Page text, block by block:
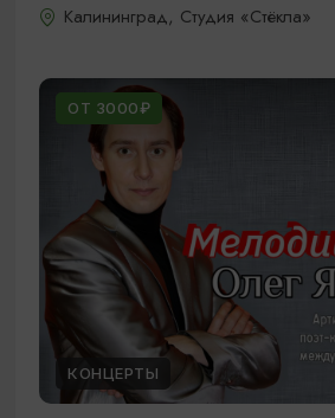
Калининград, Студия «Стёкла»
ОТ 3000₽
КОНЦЕРТЫ